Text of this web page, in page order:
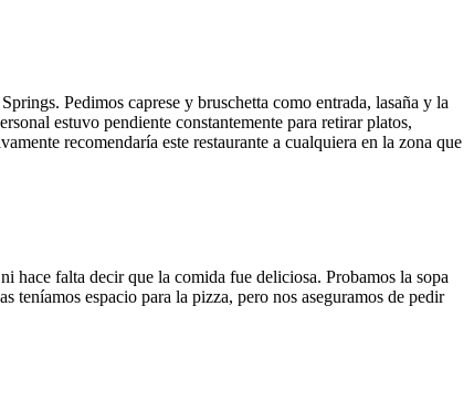
Pedimos caprese y bruschetta como entrada, lasaña y la
estuvo pendiente constantemente para retirar platos,
recomendaría este restaurante a cualquiera en la zona que
hace falta decir que la comida fue deliciosa. Probamos la sopa
teníamos espacio para la pizza, pero nos aseguramos de pedir